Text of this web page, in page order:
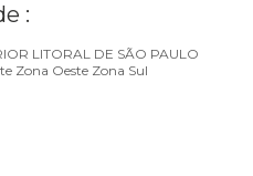
:
LITORAL DE SÃO PAULO
Zona Oeste Zona Sul